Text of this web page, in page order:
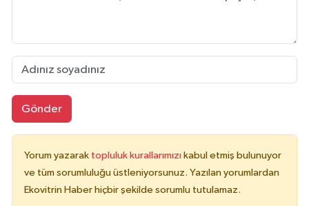
Gönder
Yorum yazarak topluluk kurallarımızı kabul etmiş bulunuyor
ve tüm sorumluluğu üstleniyorsunuz. Yazılan yorumlardan
Ekovitrin Haber hiçbir şekilde sorumlu tutulamaz.